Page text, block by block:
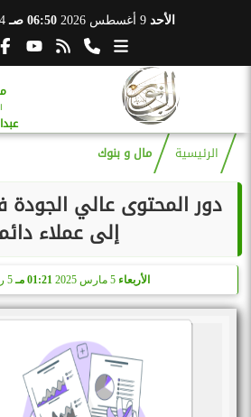
الأحد 9 أغسطس 2026 06:50 صـ 24
الرئيسية مال و بنوك
دور المحتوى عالي الجودة
إلى عملاء
الأربعاء 5 مارس 2025 01:21 مـ 5 رمضان 1446